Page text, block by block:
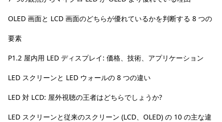
OLED 画面と LCD 画面のどちらが優れているかを判断する 8 つの
要素
P1.2 屋内用 LED ディスプレイ: 価格、技術、アプリケーション
LED スクリーンと LED ウォールの 8 つの違い
LED 対 LCD: 屋外視聴の王者はどちらでしょうか?
LED スクリーンと従来のスクリーン (LCD、OLED) の 10 の主な違